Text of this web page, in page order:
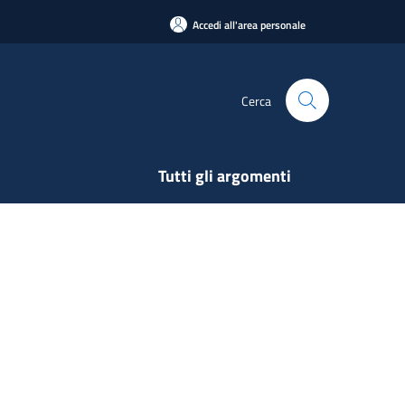
Accedi all'area personale
Cerca
Tutti gli argomenti